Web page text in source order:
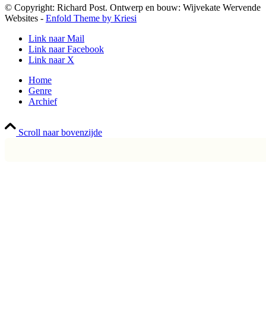
© Copyright: Richard Post. Ontwerp en bouw: Wijvekate Wervende
Websites - Enfold Theme by Kriesi
Link naar Mail
Link naar Facebook
Link naar X
Home
Genre
Archief
Scroll naar bovenzijde